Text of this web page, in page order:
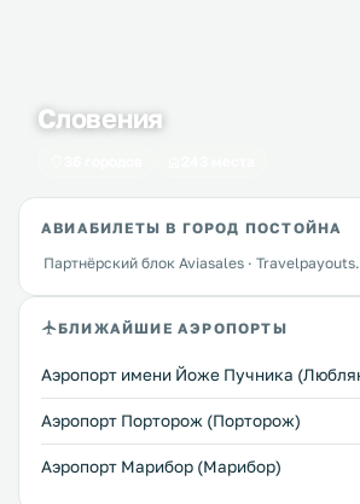
Словения
АВИАБИЛЕТЫ В ГОРОД ПОСТОЙНА
Партнёрский блок Aviasales · Travelpayouts.
БЛИЖАЙШИЕ АЭРОПОРТЫ
Аэропорт имени Йоже Пучника
Аэропорт Порторож (Порторож)
Аэропорт Марибор (Марибор)